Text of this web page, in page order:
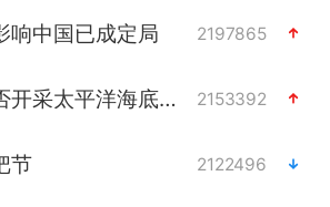
响中国已成定局 2197865
中方回应是否开采太平洋海底稀土资源 2153392
节 2122496